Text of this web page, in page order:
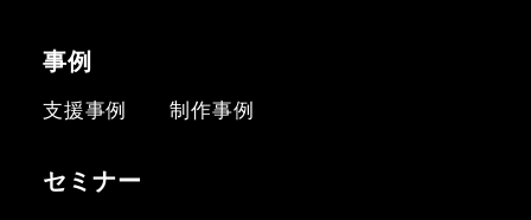
事例
支援事例 制作事例
セミナー